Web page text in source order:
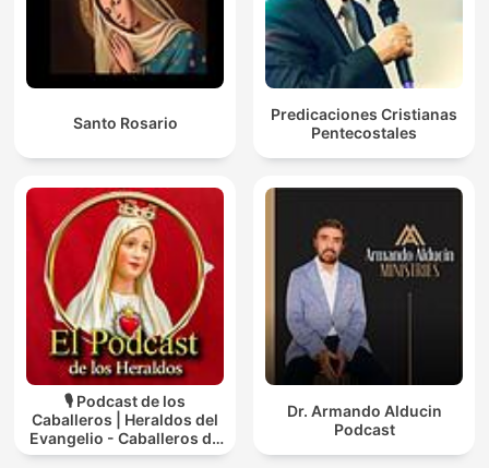
Santo Rosario
Predicaciones Cristianas
Pentecostales
🎙️ Podcast de los
Caballeros | Heraldos del
Evangelio - Caballeros de
la Virgen
Dr. Armando Alducin
Podcast